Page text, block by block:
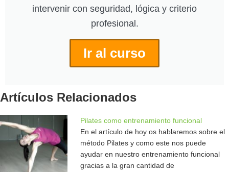
intervenir con seguridad, lógica y criterio
profesional.
Ir al curso
Artículos Relacionados
Pilates como entrenamiento funcional
En el artículo de hoy os hablaremos sobre el
método Pilates y como este nos puede
ayudar en nuestro entrenamiento funcional
gracias a la gran cantidad de